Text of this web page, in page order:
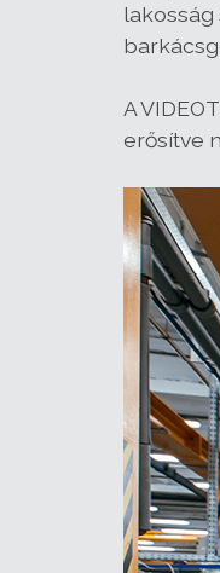
lakosság
A
erősítve